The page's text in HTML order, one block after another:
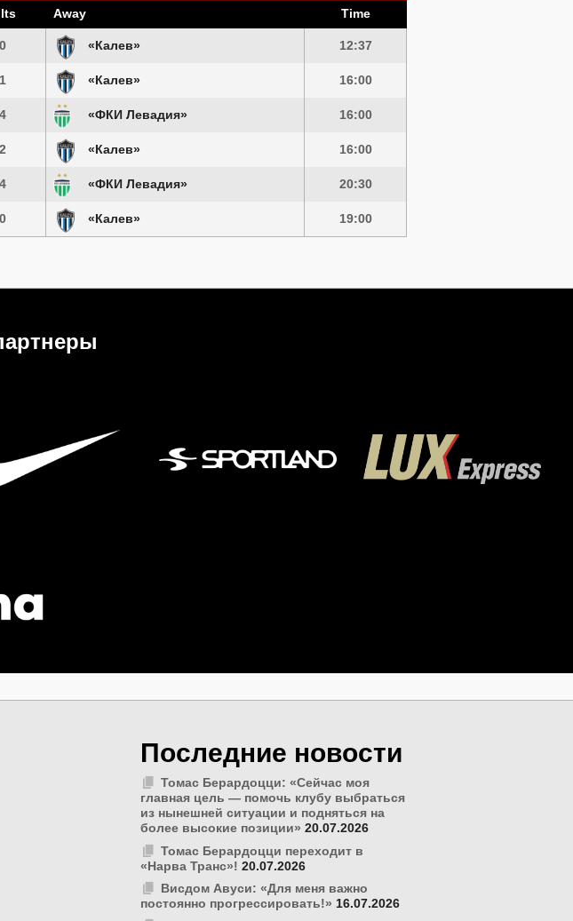
Away Time
«Калев» 12:37
«Калев» 16:00
«ФКИ Левадия» 16:00
«Калев» 16:00
«ФКИ Левадия» 20:30
«Калев» 19:00
Последние новости
Томас Берардоцци: «Сейчас моя
главная цель — помочь клубу выбраться
из нынешней ситуации и подняться на
более высокие позиции» 20.07.2026
Томас Берардоцци переходит в
«Нарва Транс»! 20.07.2026
Висдом Авуси: «Для меня важно
постоянно прогрессировать!» 16.07.2026